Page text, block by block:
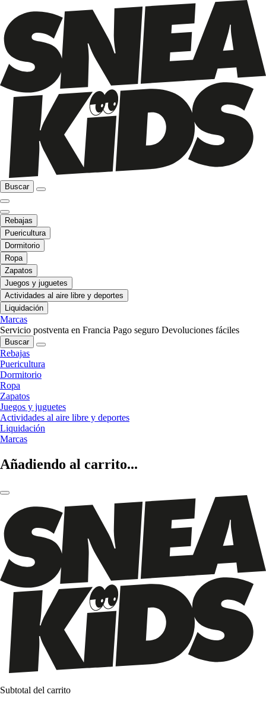
Buscar
Rebajas
Puericultura
Dormitorio
Ropa
Zapatos
Juegos y juguetes
Actividades al aire libre y deportes
Liquidación
Marcas
Servicio postventa en Francia Pago seguro Devoluciones fáciles
Buscar
Rebajas
Puericultura
Dormitorio
Ropa
Zapatos
Juegos y juguetes
Actividades al aire libre y deportes
Liquidación
Marcas
Añadiendo al carrito...
Subtotal del carrito